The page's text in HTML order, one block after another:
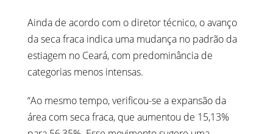
Ainda de acordo com o diretor técnico, o avanço
da seca fraca indica uma mudança no padrão da
estiagem no Ceará, com predominância de
categorias menos intensas.
“Ao mesmo tempo, verificou-se a expansão da
área com seca fraca, que aumentou de 15,13%